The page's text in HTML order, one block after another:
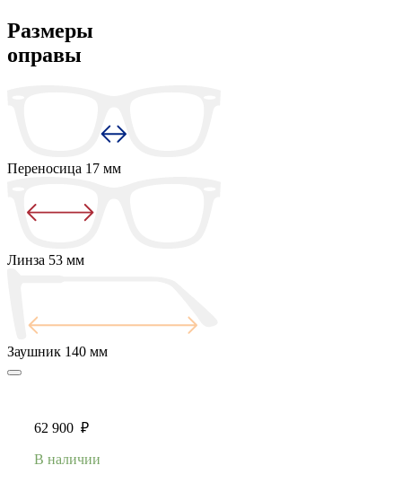
Размеры
оправы
Переносица 17 мм
Линза 53 мм
Заушник 140 мм
62 900 ₽
В наличии